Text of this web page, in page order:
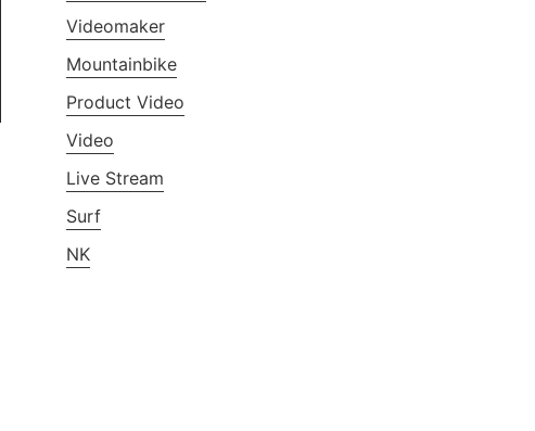
Videomaker
Mountainbike
Product Video
Video
Live Stream
Surf
NK